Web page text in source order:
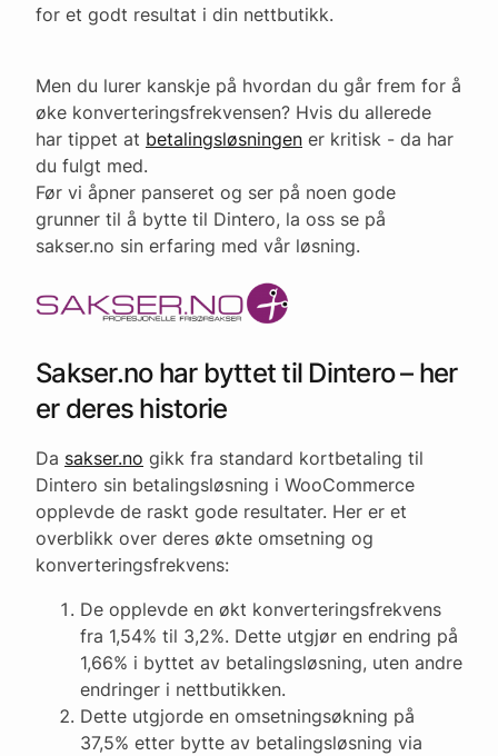
for et godt resultat i din nettbutikk.
Men du lurer kanskje på hvordan du går frem for å
øke konverteringsfrekvensen? Hvis du allerede
har tippet at betalingsløsningen er kritisk - da har
du fulgt med.
Før vi åpner panseret og ser på noen gode
grunner til å bytte til Dintero, la oss se på
sakser.no sin erfaring med vår løsning.
Sakser.no har byttet til Dintero – her
er deres historie
Da sakser.no gikk fra standard kortbetaling til
Dintero sin betalingsløsning i WooCommerce
opplevde de raskt gode resultater. Her er et
overblikk over deres økte omsetning og
konverteringsfrekvens:
De opplevde en økt konverteringsfrekvens
fra 1,54% til 3,2%. Dette utgjør en endring på
1,66% i byttet av betalingsløsning, uten andre
endringer i nettbutikken.
Dette utgjorde en omsetningsøkning på
37,5% etter bytte av betalingsløsning via